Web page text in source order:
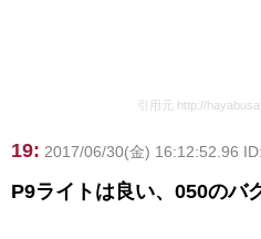
引用元 http://
19: 2017/06/30(金) 16:12:52.96
P9ライトは良い、050のバ